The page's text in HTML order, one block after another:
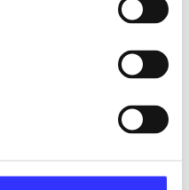
på udgivelser